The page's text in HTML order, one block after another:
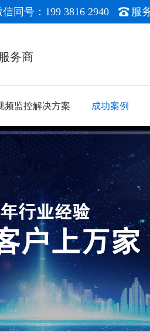
同号：199 3816 2940 服
务商
频监控解决方案 成功案例